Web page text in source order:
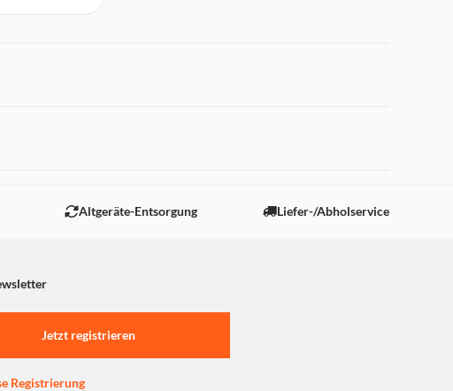
Altgeräte-Entsorgung Liefer-/Abholservice
Jetzt registrieren
Registrierung